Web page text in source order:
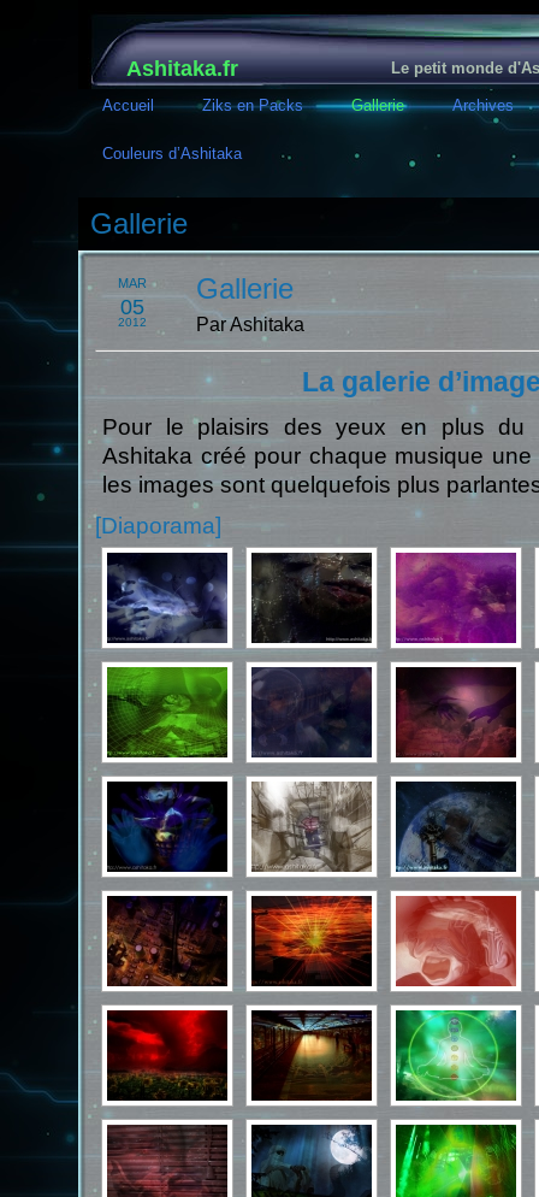
Ashitaka.fr Le petit monde
Accueil Ziks en Packs Gallerie Archives
Couleurs d’Ashitaka
Gallerie
MAR
05
2012
Gallerie
Par Ashitaka
La galerie
Pour le plaisirs des yeux en plus du
Ashitaka créé pour chaque musique
les images sont quelquefois plus
[Diaporama]